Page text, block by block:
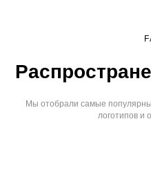
Мы отобрали самые
логотипов и